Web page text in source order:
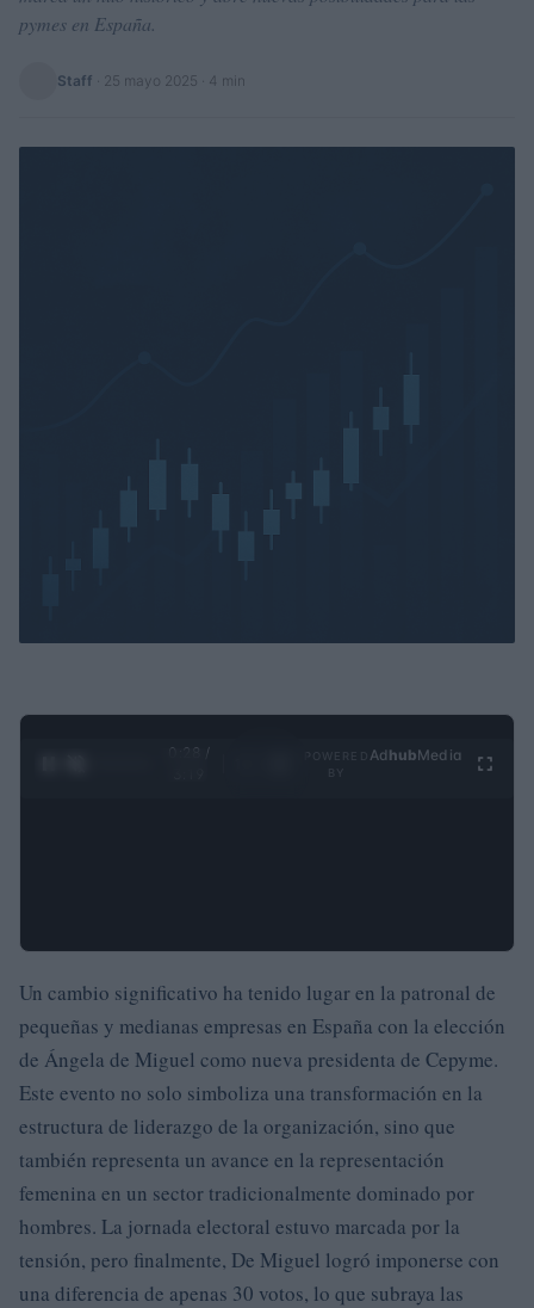
pymes en España.
Staff 25 mayo 2025 · 4 min
0:29 /
Ad hubMedia
Un cambio significativo ha tenido lugar en la patronal de
pequeñas y medianas empresas en España con la elección
de Ángela de Miguel como nueva presidenta de Cepyme.
Este evento no solo simboliza una transformación en la
estructura de liderazgo de la organización, sino que
también representa un avance en la representación
femenina en un sector tradicionalmente dominado por
hombres. La jornada electoral estuvo marcada por la
tensión, pero finalmente, De Miguel logró imponerse con
una diferencia de apenas 30 votos, lo que subraya las